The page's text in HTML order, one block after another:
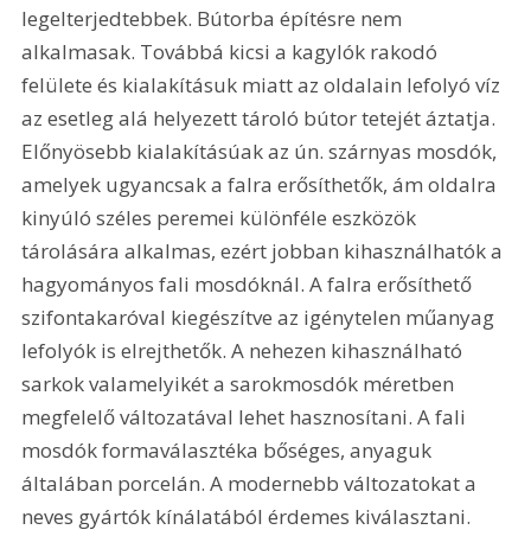
legelterjedtebbek. Bútorba építésre nem
alkalmasak. Továbbá kicsi a kagylók rakodó
felülete és kialakításuk miatt az oldalain lefolyó víz
az esetleg alá helyezett tároló bútor tetejét áztatja.
Előnyösebb kialakításúak az ún. szárnyas mosdók,
amelyek ugyancsak a falra erősíthetők, ám oldalra
kinyúló széles peremei különféle eszközök
tárolására alkalmas, ezért jobban kihasználhatók a
hagyományos fali mosdóknál. A falra erősíthető
szifontakaróval kiegészítve az igénytelen műanyag
lefolyók is elrejthetők. A nehezen kihasználható
sarkok valamelyikét a sarokmosdók méretben
megfelelő változatával lehet hasznosítani. A fali
mosdók formaválasztéka bőséges, anyaguk
általában porcelán. A modernebb változatokat a
neves gyártók kínálatából érdemes kiválasztani.